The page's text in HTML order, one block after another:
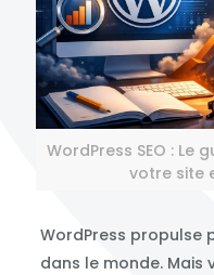
WordPress SEO :
votre site
WordPress propulse
dans le monde. Mais